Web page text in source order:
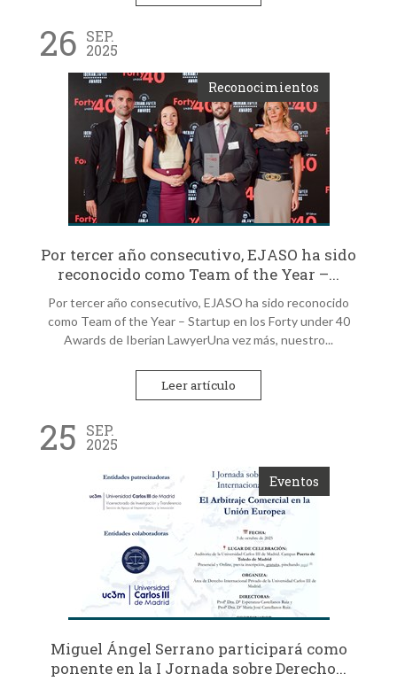
26 SEP.
2025
Reconocimientos
Por tercer año consecutivo, EJASO ha sido
reconocido como Team of the Year –...
Por tercer año consecutivo, EJASO ha sido reconocido
como Team of the Year – Startup en los Forty under 40
Awards de Iberian LawyerUna vez más, nuestro...
Leer artículo
25 SEP.
2025
Eventos
Miguel Ángel Serrano participará como
ponente en la I Jornada sobre Derecho...